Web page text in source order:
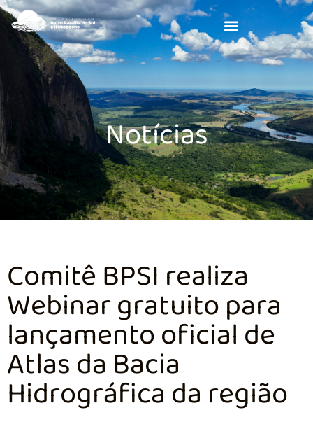
Notícias
Comitê BPSI realiza
Webinar gratuito para
lançamento oficial de
Atlas da Bacia
Hidrográfica da região